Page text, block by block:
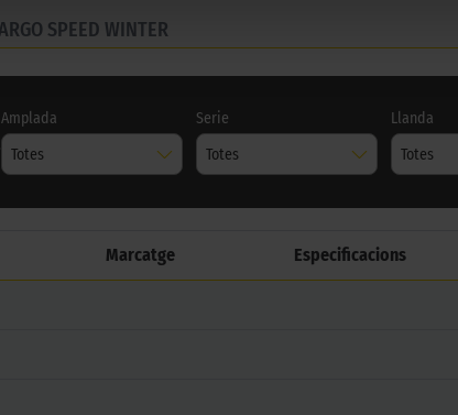
SPEED WINTER
Amplada
Totes
Serie
Totes
Llanda
Totes
Marcatge Especificacions